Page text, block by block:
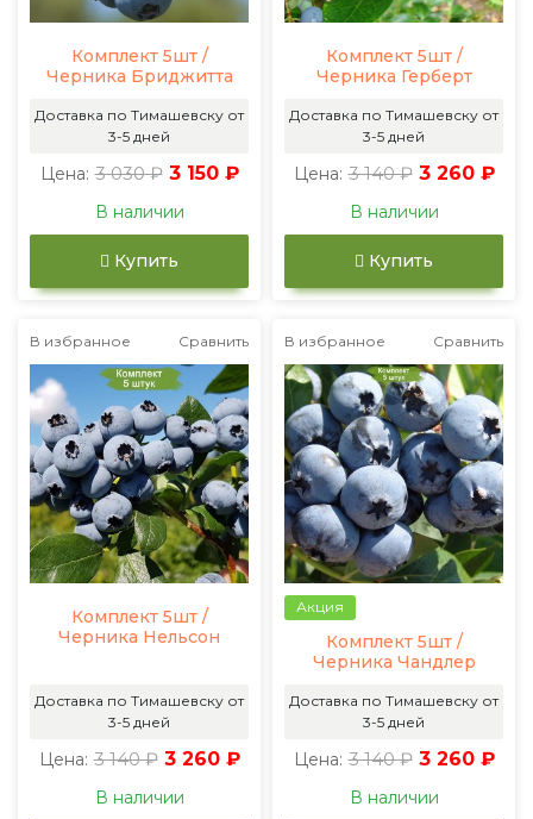
Комплект 5шт /
Черника Бриджитта
Доставка по Тимашевску от
3-5 дней
Цена: 3 030 ₽ 3 150 ₽
В наличии
Купить
Комплект 5шт /
Черника Герберт
Доставка по Тимашевску от
3-5 дней
Цена: 3 140 ₽ 3 260 ₽
В наличии
Купить
В избранное Сравнить
Комплект 5шт /
Черника Нельсон
Доставка по Тимашевску от
3-5 дней
Цена: 3 140 ₽ 3 260 ₽
В наличии
В избранное Сравнить
Акция
Комплект 5шт /
Черника Чандлер
Доставка по Тимашевску от
3-5 дней
Цена: 3 140 ₽ 3 260 ₽
В наличии